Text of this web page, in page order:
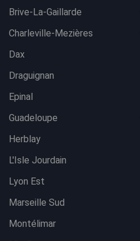
Brive-La-Gaillarde
Charleville-Mezières
Dax
Draguignan
Epinal
Guadeloupe
Herblay
L'Isle Jourdain
Lyon Est
Marseille Sud
Montélimar